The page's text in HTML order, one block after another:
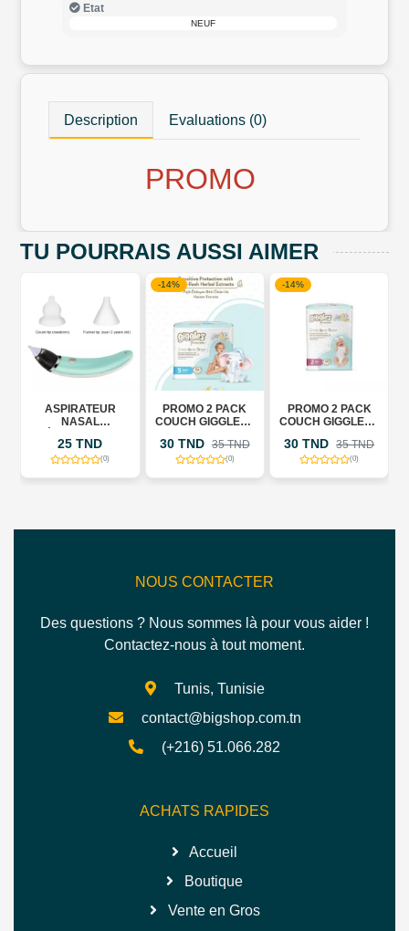
Etat
NEUF
Description Evaluations (0)
PROMO
TU POURRAIS AUSSI AIMER
ASPIRATEUR
NASAL
25 TND
(0)
-14%
PROMO 2 PACK
COUCH GIGGLESE
CONFORT
+LINGETTES
30 TND 35 TND
(0)
-14%
PROMO 2 PACK
COUCH GIGGLESE
+LINGETTES
GRATUIT
30 TND 35 TND
(0)
NOUS CONTACTER
Des questions ? Nous sommes là pour vous aider !
Contactez-nous à tout moment.
Tunis, Tunisie
contact@bigshop.com.tn
(+216) 51.066.282
ACHATS RAPIDES
Accueil
Boutique
Vente en Gros